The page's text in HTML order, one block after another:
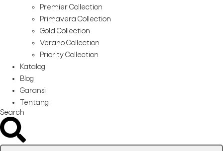
Premier Collection
Primavera Collection
Gold Collection
Verano Collection
Priority Collection
Katalog
Blog
Garansi
Tentang
Search